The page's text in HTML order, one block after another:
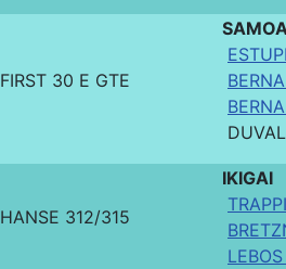
FIRST 30 E GTE
HANSE 312/315
IKIGAI